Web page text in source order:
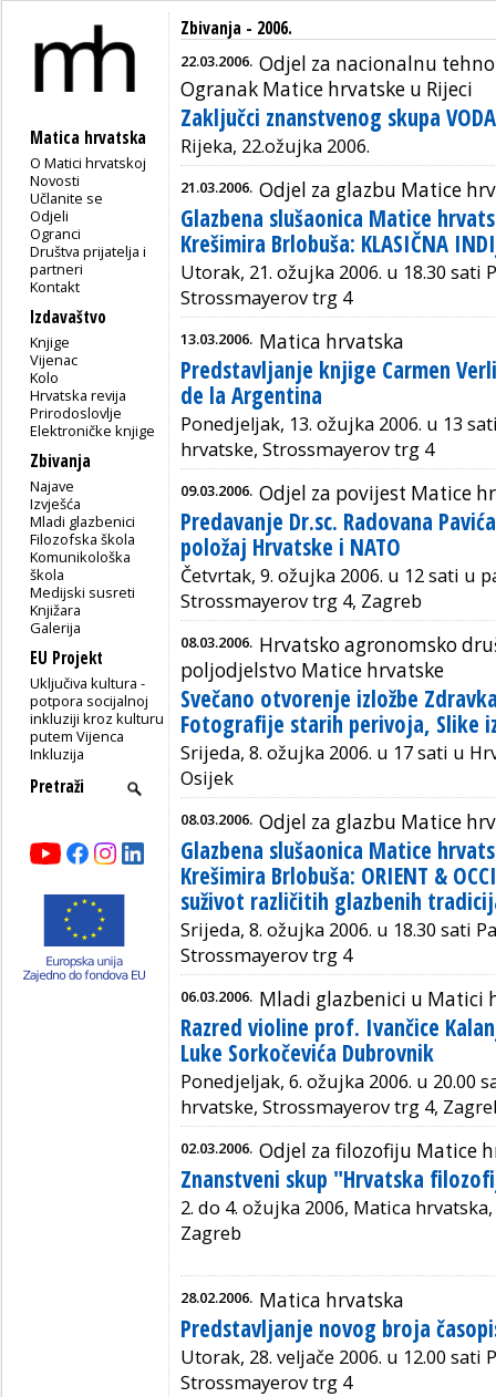
Matica hrvatska
O Matici hrvatskoj
Novosti
Učlanite se
Odjeli
Ogranci
Društva prijatelja i
partneri
Kontakt
Izdavaštvo
Knjige
Vijenac
Kolo
Hrvatska revija
Prirodoslovlje
Elektroničke knjige
Zbivanja
Najave
Izvješća
Mladi glazbenici
Filozofska škola
Komunikološka
škola
Medijski susreti
Knjižara
Galerija
EU Projekt
Uključiva kultura -
potpora socijalnoj
inkluziji kroz kulturu
putem Vijenca
Inkluzija
Zbivanja - 2006.
22.03.2006. Odjel za nacionalnu
Ogranak Matice hrvatske u Rijeci
Zaključci znanstvenog skupa VODA
Rijeka, 22.ožujka 2006.
21.03.2006. Odjel za glazbu Matice
Glazbena slušaonica Matice
Krešimira Brlobuša: KLASIČNA
Utorak, 21. ožujka 2006. u 18.30 sati
Strossmayerov trg 4
13.03.2006. Matica hrvatska
Predstavljanje knjige Carmen
de la Argentina
Ponedjeljak, 13. ožujka 2006. u 13
hrvatske, Strossmayerov trg 4
09.03.2006. Odjel za povijest Matice
Predavanje Dr.sc. Radovana
položaj Hrvatske i NATO
Četvrtak, 9. ožujka 2006. u 12 sati u
Strossmayerov trg 4, Zagreb
08.03.2006. Hrvatsko agronomsko
poljodjelstvo Matice hrvatske
Svečano otvorenje izložbe
Fotografije starih perivoja, Slike
Srijeda, 8. ožujka 2006. u 17 sati u
Osijek
08.03.2006. Odjel za glazbu Matice
Glazbena slušaonica Matice
Krešimira Brlobuša: ORIENT &
suživot različitih glazbenih
Srijeda, 8. ožujka 2006. u 18.30 sati
Strossmayerov trg 4
06.03.2006. Mladi glazbenici u Matici
Razred violine prof. Ivančice
Luke Sorkočevića Dubrovnik
Ponedjeljak, 6. ožujka 2006. u 20.00
hrvatske, Strossmayerov trg 4,
02.03.2006. Odjel za filozofiju Matice
Znanstveni skup "Hrvatska
2. do 4. ožujka 2006, Matica
Zagreb
28.02.2006. Matica hrvatska
Predstavljanje novog broja
Utorak, 28. veljače 2006. u 12.00 sati
Strossmayerov trg 4